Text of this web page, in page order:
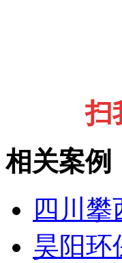
扫
相关案例
四川
昊阳环